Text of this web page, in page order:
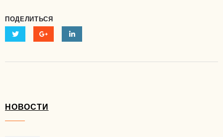
ПОДЕЛИТЬСЯ
НОВОСТИ